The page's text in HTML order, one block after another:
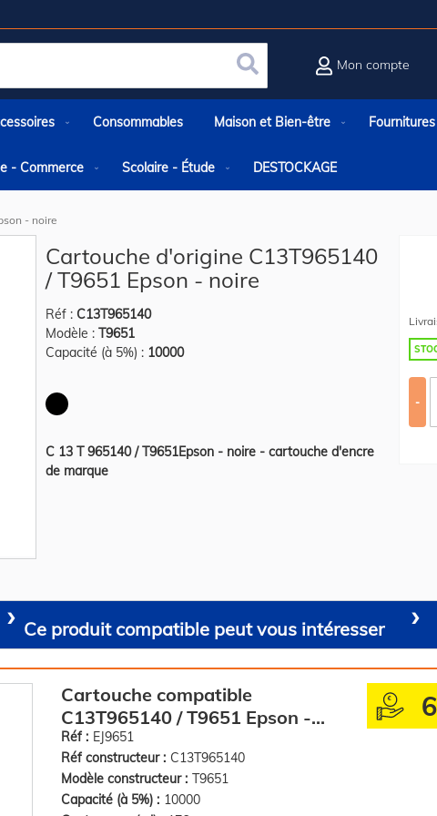
Rechercher
Mon compte
Consommables Maison et Bien-être
- Commerce Scolaire - Étude DESTOCKAGE
- noire
Cartouche d'origine C13T965140
/ T9651 Epson - noire
Réf : C13T965140
Modèle : T9651
Capacité (à 5%) : 10000
C 13 T 965140 / T9651Epson - noire - cartouche d'encre
de marque
-
Ce produit compatible peut vous intéresser
Cartouche compatible
C13T965140 / T9651 Epson -
noire
Réf : EJ9651
Réf constructeur : C13T965140
Modèle constructeur : T9651
Capacité (à 5%) : 10000